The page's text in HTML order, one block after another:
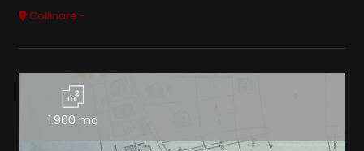
Collinare -
1.900 mq